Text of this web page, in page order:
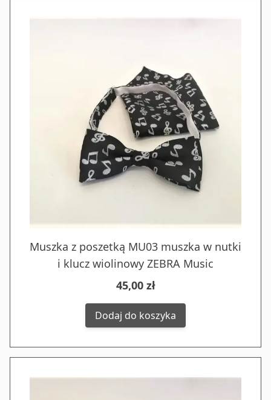
Muszka z poszetką MU03 muszka w nutki
i klucz wiolinowy ZEBRA Music
45,00 zł
Dodaj do koszyka